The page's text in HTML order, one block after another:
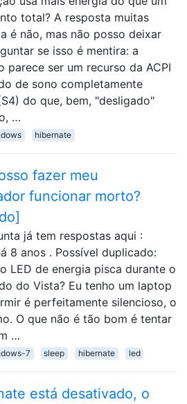
total? A resposta muitas
é não, mas não posso deixar
se isso é mentira: a
parece ser um recurso da ACPI
de sono completamente
do que, bem, "desligado"
…
hibernate
fazer meu
funcionar morto?
já tem respostas aqui :
8 anos . Possível duplicado:
LED de energia pisca durante o
do Vista? Eu tenho um laptop
é perfeitamente silencioso, o
O que não é tão bom é tentar
…
7 sleep hibernate led
está desativado, o